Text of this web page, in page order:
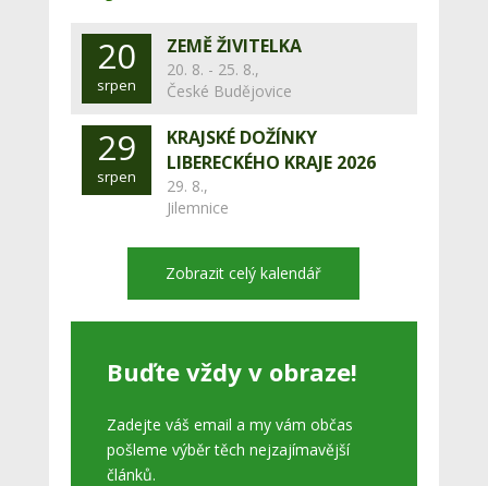
20
srpen
ZEMĚ ŽIVITELKA
20. 8. - 25. 8.,
České Budějovice
29
srpen
KRAJSKÉ DOŽÍNKY
LIBERECKÉHO KRAJE 2026
29. 8.,
Jilemnice
Zobrazit celý kalendář
Buďte vždy v obraze!
Zadejte váš email a my vám občas
pošleme výběr těch nejzajímavější
článků.